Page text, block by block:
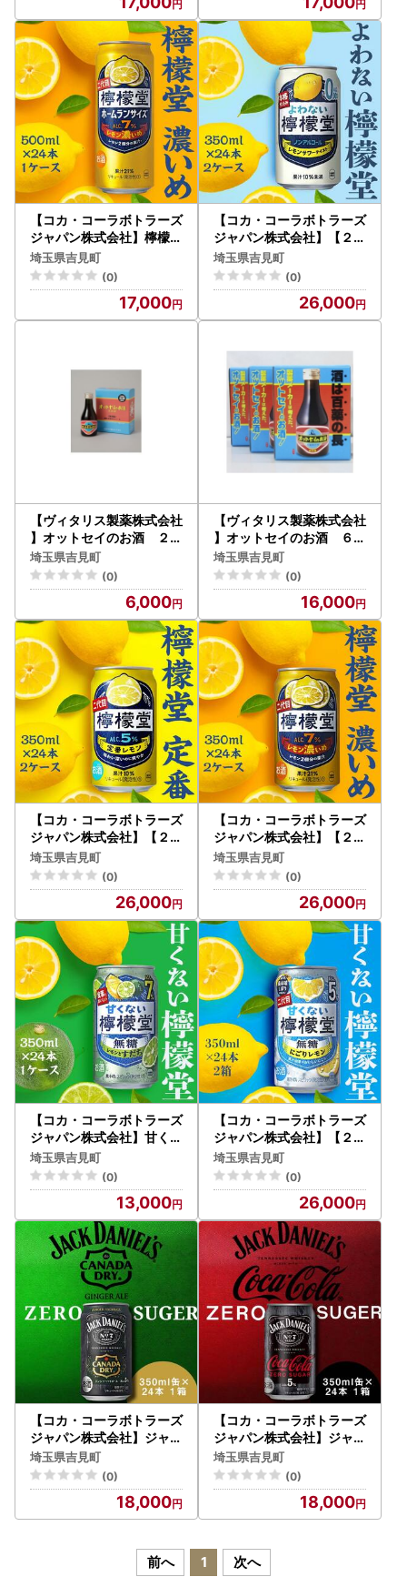
【コカ・コーラボトラーズ
ジャパン株式会社】檸檬堂
レモン濃いめ 500ml（ 1
ケース24本入り）［アル
コール度数7％］
埼玉県吉見町
(0)
17,000
【コカ・コーラボトラーズ
ジャパン株式会社】【２ケ
ース】よわない檸檬堂 35
0ml（ 1ケース24本入り）
［ノンアルコール］
埼玉県吉見町
(0)
26,000
【ヴィタリス製薬株式会社
】オットセイのお酒 ２本
セット
埼玉県吉見町
(0)
6,000
【ヴィタリス製薬株式会社
】オットセイのお酒 ６本
セット
埼玉県吉見町
(0)
16,000
【コカ・コーラボトラーズ
ジャパン株式会社】【２ケ
ース】檸檬堂 定番 350ml
（ 1ケース24本入り）［ア
ルコール度数5％］
埼玉県吉見町
(0)
26,000
【コカ・コーラボトラーズ
ジャパン株式会社】【２ケ
ース】檸檬堂 レモン濃い
め 350ml（ 1ケース24本
入り）［アルコール度数7
埼玉県吉見町
(0)
26,000
【コカ・コーラボトラーズ
ジャパン株式会社】甘くな
い檸檬堂 無糖レモンとす
だち7％ 350ml（ 1ケース
24本入り）［アルコール
埼玉県吉見町
(0)
13,000
【コカ・コーラボトラーズ
ジャパン株式会社】【２ケ
ース】甘くない檸檬堂 無
糖にごりレモン５％ 350
ml（ 1ケース24本入り）
［アルコール度数5％］
埼玉県吉見町
(0)
26,000
【コカ・コーラボトラーズ
ジャパン株式会社】ジャッ
クダニエル＆カナダドライ
ジンジャーハイボール 35
0ml×24本 1ケース
埼玉県吉見町
(0)
18,000
【コカ・コーラボトラーズ
ジャパン株式会社】ジャッ
クダニエル＆コカ･コーラ
ゼロシュガー Alc.5％
350ml缶×24本
埼玉県吉見町
(0)
18,000
前へ 1 次へ